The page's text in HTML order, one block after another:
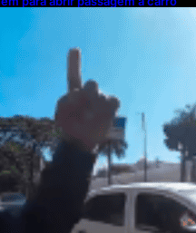
cardíaca